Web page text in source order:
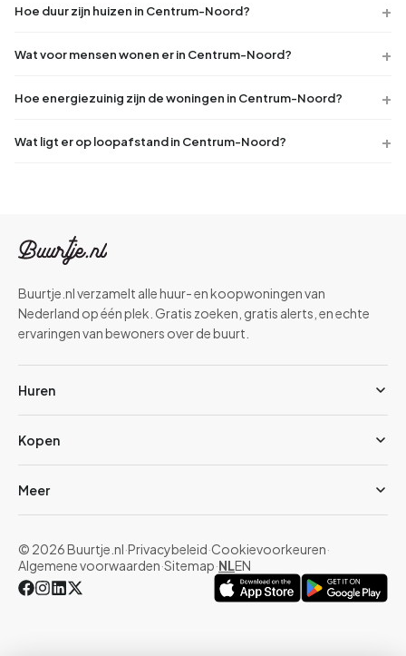
Hoe duur zijn huizen in Centrum-Noord?
Wat voor mensen wonen er in Centrum-Noord?
Hoe energiezuinig zijn de woningen in Centrum-Noord?
Wat ligt er op loopafstand in Centrum-Noord?
Buurtje.nl verzamelt alle huur- en koopwoningen van
Nederland op één plek. Gratis zoeken, gratis alerts, en echte
ervaringen van bewoners over de buurt.
Huren
Kopen
Meer
© 2026 Buurtje.nl·Privacybeleid·Cookievoorkeuren·
Algemene voorwaarden·Sitemap·NLEN